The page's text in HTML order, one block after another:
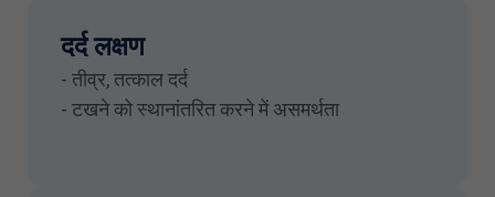
दर्द लक्षण
- तीव्र, तत्काल दर्द
- टखने को स्थानांतरित करने में असमर्थता